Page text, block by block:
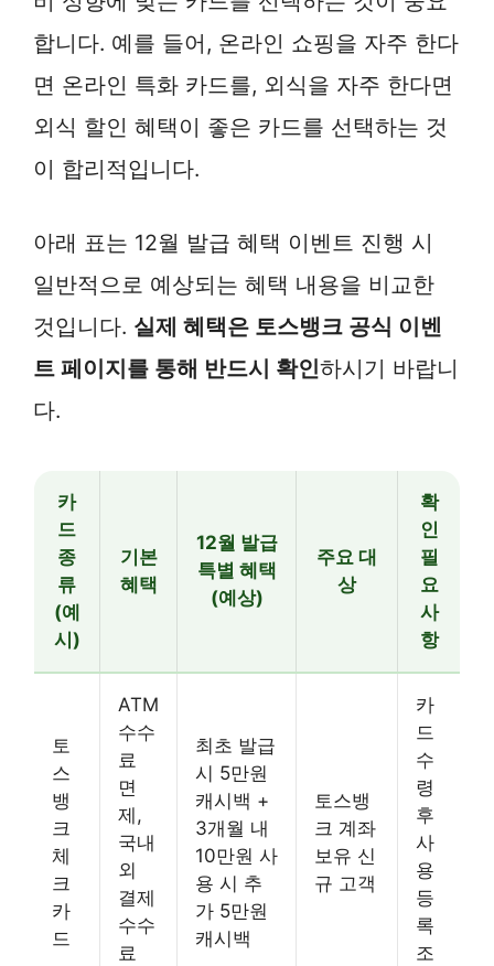
합니다. 예를 들어, 온라인 쇼핑을 자주 한다
면 온라인 특화 카드를, 외식을 자주 한다면
외식 할인 혜택이 좋은 카드를 선택하는 것
이 합리적입니다.
아래 표는 12월 발급 혜택 이벤트 진행 시
일반적으로 예상되는 혜택 내용을 비교한
것입니다. 실제 혜택은 토스뱅크 공식 이벤
트 페이지를 통해 반드시 확인하시기 바랍니
다.
카
드
종
류
(예
시)
기본
혜택
12월 발급
특별 혜택
(예상)
주요 대
상
확
인
필
요
사
항
토
스
뱅
크
체
크
카
드
ATM
수수
료
면
제,
국내
외
결제
수수
료
최초 발급
시 5만원
캐시백 +
3개월 내
10만원 사
용 시 추
가 5만원
캐시백
토스뱅
크 계좌
보유 신
규 고객
카
드
수
령
후
사
용
등
록
조